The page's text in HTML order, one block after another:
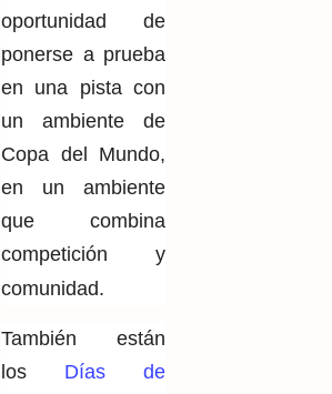
oportunidad de
ponerse a prueba
en una pista con
un ambiente de
Copa del Mundo,
en un ambiente
que combina
competición y
comunidad.
También están
los Días de